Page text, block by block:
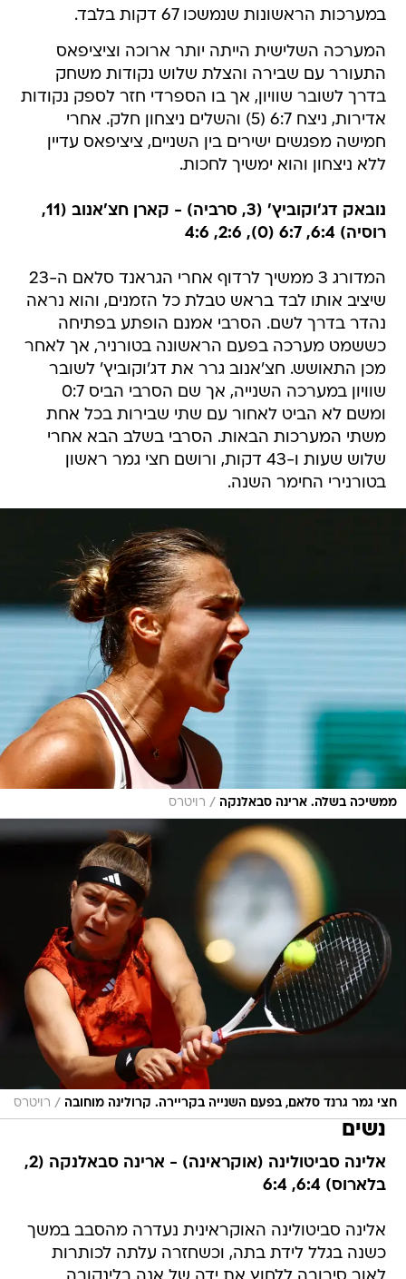
במערכות הראשונות שנמשכו 67 דקות בלבד.
המערכה השלישית הייתה יותר ארוכה וציציפאס
התעורר עם שבירה והצלת שלוש נקודות משחק
בדרך לשובר שוויון, אך בו הספרדי חזר לספק נקודות
אדירות, ניצח 6:7 (5) והשלים ניצחון חלק. אחרי
חמישה מפגשים ישירים בין השניים, ציציפאס עדיין
ללא ניצחון והוא ימשיך לחכות.
נובאק דג'וקוביץ' (3, סרביה) - קארן חצ'אנוב (11,
רוסיה) 6:4, 6:7 (0), 2:6, 4:6
המדורג 3 ממשיך לרדוף אחרי הגראנד סלאם ה-23
שיציב אותו לבד בראש טבלת כל הזמנים, והוא נראה
נהדר בדרך לשם. הסרבי אמנם הופתע בפתיחה
כששמט מערכה בפעם הראשונה בטורניר, אך לאחר
מכן התאושש. חצ'אנוב גרר את דג'וקוביץ' לשובר
שוויון במערכה השנייה, אך שם הסרבי הביס 0:7
ומשם לא הביט לאחור עם שתי שבירות בכל אחת
משתי המערכות הבאות. הסרבי בשלב הבא אחרי
שלוש שעות ו-43 דקות, ורושם חצי גמר ראשון
בטורנירי החימר השנה.
ממשיכה בשלה. ארינה סבאלנקה / רויטרס
חצי גמר גרנד סלאם, בפעם השנייה בקריירה. קרולינה מוחובה / רויטרס
נשים
אלינה סביטולינה (אוקראינה) - ארינה סבאלנקה (2,
בלארוס) 6:4, 6:4
אלינה סביטולינה האוקראינית נעדרה מהסבב במשך
כשנה בגלל לידת בתה, וכשחזרה עלתה לכותרות